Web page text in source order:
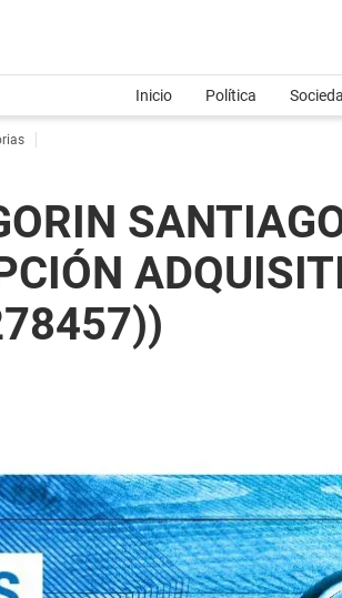
Inicio Política